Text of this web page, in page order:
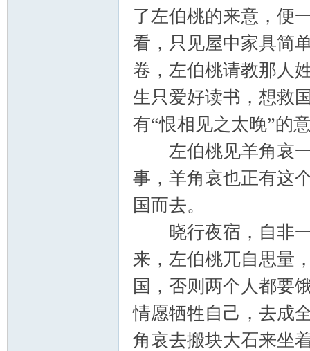
了左伯桃的来意，便
看，只见屋中家具简
卷，左伯桃请教那人
生只爱好读书，想救
有“恨相见之太晚”的
左伯桃见羊角哀一
事，羊角哀也正有这
国而去。
晓行夜宿，自非一
来，左伯桃兀自思量
国，否则两个人都要
情愿牺牲自己，去成
角哀去搬块大石来坐